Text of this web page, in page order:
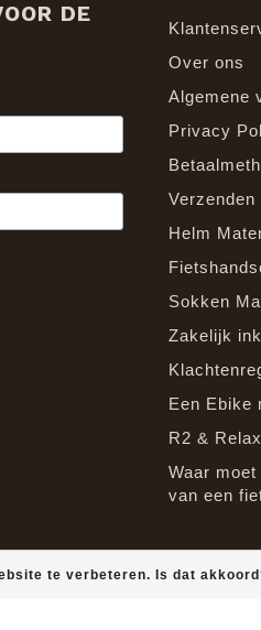
te verbeteren. Is dat
DE
Over ons
Algemene
Privacy
Helm
Sokken
Zakelijk
Een Ebike
R2 & Relax
Waar
van een